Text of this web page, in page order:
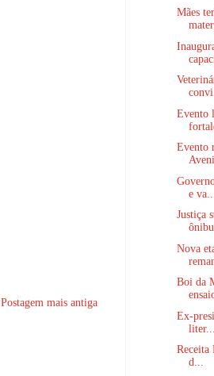
Postagem mais antiga
Mães
Evento
Evento
e va...
Justiça
Nova
Boi da
Ex-
liter...
Receita
d...